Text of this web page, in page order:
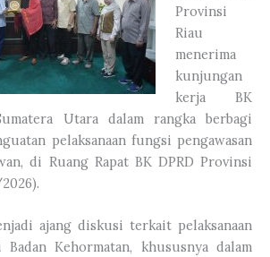
Provinsi
Riau
menerima
kunjungan
kerja BK
Utara dalam rangka berbagi
pelaksanaan fungsi pengawasan
di Ruang Rapat BK DPRD Provinsi
ajang diskusi terkait pelaksanaan
Kehormatan, khususnya dalam